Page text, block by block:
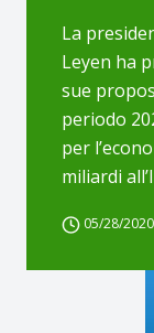
La
Leyen ha
sue
periodo
per
miliardi
05/28/2020